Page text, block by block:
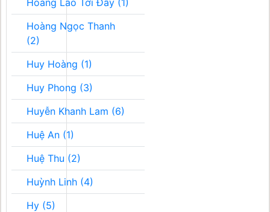
Hoàng Lão Tới Đây (1)
Hoàng Ngọc Thanh
(2)
Huy Hoàng (1)
Huy Phong (3)
Huyễn Khanh Lam (6)
Huệ An (1)
Huệ Thu (2)
Huỳnh Linh (4)
Hy (5)